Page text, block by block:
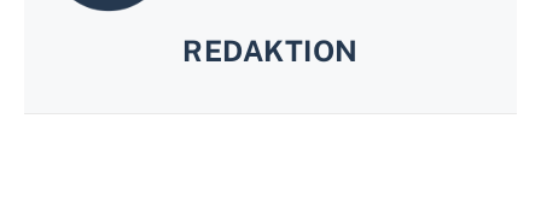
REDAKTION